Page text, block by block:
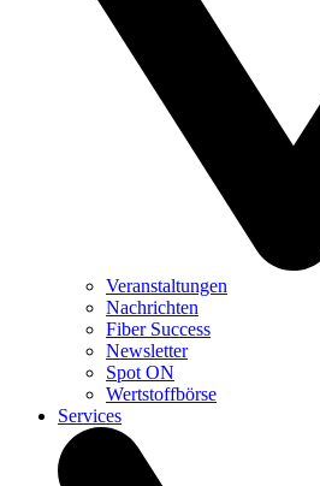
Veranstaltungen
Nachrichten
Fiber Success
Newsletter
Spot ON
Wertstoffbörse
Services